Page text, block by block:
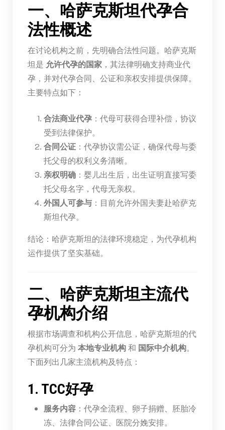
一、哈萨克斯坦代孕合
法性概述
在讨论机构之前，先明确合法性问题。哈萨克斯
坦是 允许代孕的国家，其法律明确支持商业代
孕，并对代孕合同、公证和亲权安排提供保障。
主要特点如下：
合法商业代孕：代母可获得合理补偿，协议
受到法律保护。
合同公证：代孕协议需公证，确保代母与委
托父母的权利义务清晰。
亲权明确：婴儿出生后，出生证明直接写委
托父母名字，代母无亲权。
外国人可参与：目前允许外国夫妻赴哈萨克
斯坦代孕。
结论：哈萨克斯坦的法律环境稳定，为代孕机构
运作提供了坚实基础。
二、哈萨克斯坦主流代
孕机构介绍
根据市场调查和机构公开信息，哈萨克斯坦的代
孕机构可分为 本地专业机构和 国际中介机构。
下面列出几家主流机构及特点：
1. TCC好孕
服务内容：代孕全流程、卵子捐赠、胚胎冷
冻、法律合同公证、医院分娩安排。